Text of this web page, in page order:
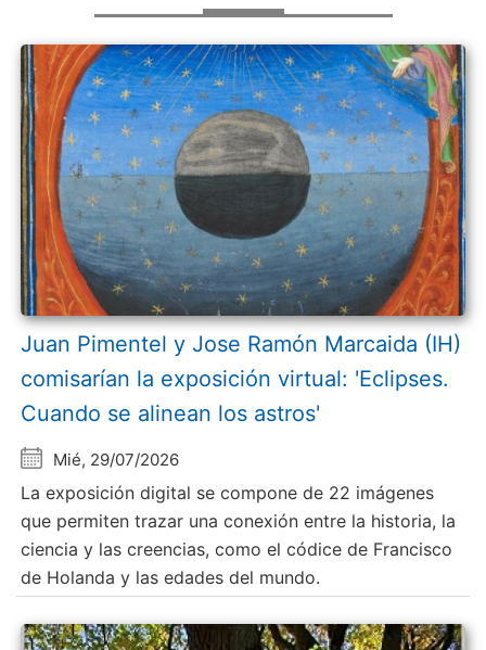
Juan Pimentel y Jose Ramón Marcaida (IH)
comisarían la exposición virtual: 'Eclipses.
Cuando se alinean los astros'
Mié, 29/07/2026
La exposición digital se compone de 22 imágenes
que permiten trazar una conexión entre la historia, la
ciencia y las creencias, como el códice de Francisco
de Holanda y las edades del mundo.